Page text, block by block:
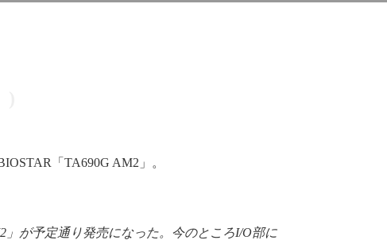
「TA690G AM2」。
」が予定通り発売になった。今のところI/O部に